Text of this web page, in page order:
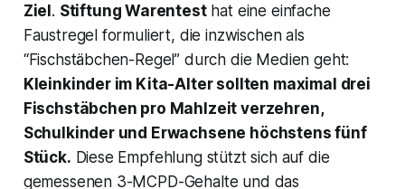
Ziel. Stiftung Warentesthat eine einfache
Faustregel formuliert, die inzwischen als
“Fischstäbchen-Regel” durch die Medien geht​:
Kleinkinder im Kita-Alter sollten maximal drei
Fischstäbchen pro Mahlzeit verzehren,
Schulkinder und Erwachsene höchstens fünf
Stück​. Diese Empfehlung stützt sich auf die
gemessenen 3-MCPD-Gehalte und das